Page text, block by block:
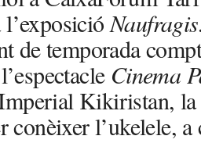
l’exposició
de temporada
Cinema
Kikiristan,
l’ukelele, a